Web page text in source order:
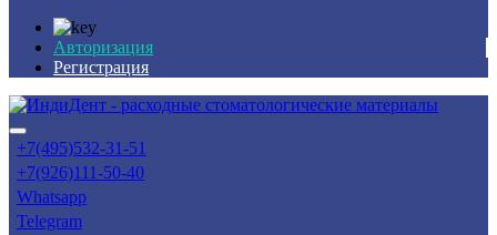
Авторизация
Регистрация
+7(495)532-31-51
+7(926)111-50-40
Whatsapp
Telegram